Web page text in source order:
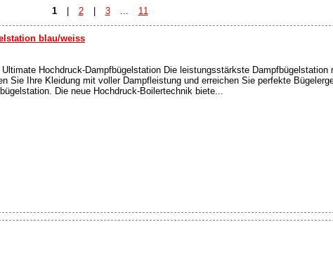
1
| 2 | 3 11
blau/weiss
Hochdruck-Dampfbügelstation Die leistungsstärkste Dampfbügelstation
Sie Ihre Kleidung mit voller Dampfleistung und erreichen Sie perfekte
Die neue Hochdruck-Boilertechnik biete...